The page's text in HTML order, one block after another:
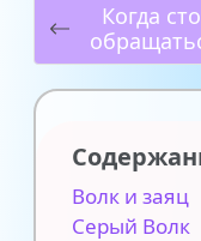
Когда
для
Волк и заяц
Серый Волк